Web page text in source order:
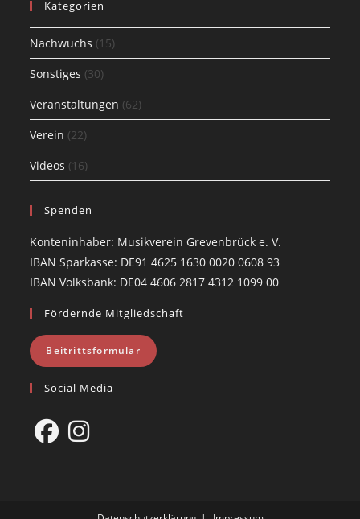
tab
Kategorien
Nachwuchs (15)
Sonstiges (30)
Veranstaltungen (62)
Verein (22)
Videos (16)
Spenden
Konteninhaber: Musikverein Grevenbrück e. V.
IBAN Sparkasse: DE91 4625 1630 0020 0608 93
IBAN Volksbank: DE04 4606 2817 4312 1099 00
Fördernde Mitgliedschaft
Beitrittsformular
Social Media